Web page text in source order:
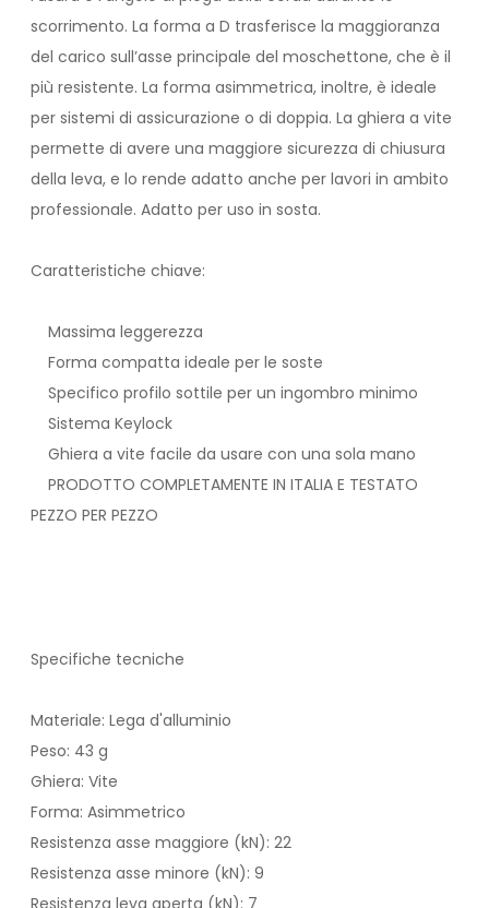
scorrimento. La forma a D trasferisce la maggioranza
del carico sull’asse principale del moschettone, che è il
più resistente. La forma asimmetrica, inoltre, è ideale
per sistemi di assicurazione o di doppia. La ghiera a vite
permette di avere una maggiore sicurezza di chiusura
della leva, e lo rende adatto anche per lavori in ambito
professionale. Adatto per uso in sosta.
Caratteristiche chiave:
Massima leggerezza
Forma compatta ideale per le soste
Specifico profilo sottile per un ingombro minimo
Sistema Keylock
Ghiera a vite facile da usare con una sola mano
PRODOTTO COMPLETAMENTE IN ITALIA E TESTATO
PEZZO PER PEZZO
Specifiche tecniche
Materiale: Lega d'alluminio
Peso: 43 g
Ghiera: Vite
Forma: Asimmetrico
Resistenza asse maggiore (kN): 22
Resistenza asse minore (kN): 9